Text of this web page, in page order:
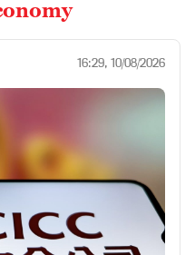
16:29, 10/08/2026